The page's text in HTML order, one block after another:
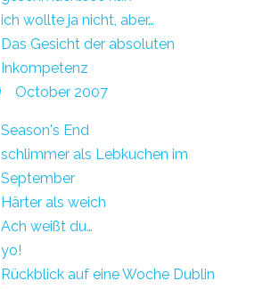
ich wollte ja nicht, aber…
Das Gesicht der absoluten
Inkompetenz
October 2007
Season's End
schlimmer als Lebkuchen im
September
Härter als weich
Ach weißt du…
yo!
Rückblick auf eine Woche Dublin